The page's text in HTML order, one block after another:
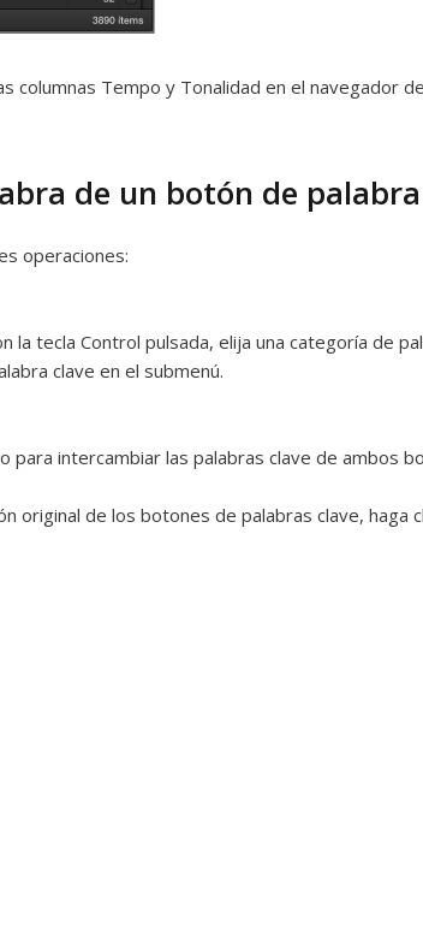
columnas Tempo y Tonalidad en el navegador
de un botón de
operaciones:
la tecla Control pulsada, elija una categoría de
clave en el submenú.
para intercambiar las palabras clave de ambos
original de los botones de palabras clave, haga